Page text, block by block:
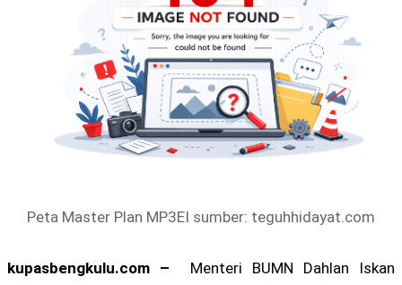
Peta Master Plan MP3EI sumber: teguhhidayat.com
kupasbengkulu.com –
Menteri BUMN Dahlan Iskan